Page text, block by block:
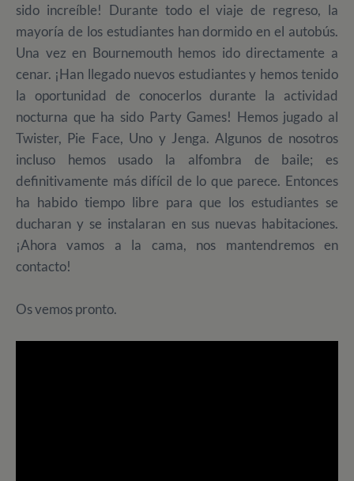
sido increíble! Durante todo el viaje de regreso, la
mayoría de los estudiantes han dormido en el autobús.
Una vez en Bournemouth hemos ido directamente a
cenar. ¡Han llegado nuevos estudiantes y hemos tenido
la oportunidad de conocerlos durante la actividad
nocturna que ha sido Party Games! Hemos jugado al
Twister, Pie Face, Uno y Jenga. Algunos de nosotros
incluso hemos usado la alfombra de baile; es
definitivamente más difícil de lo que parece. Entonces
ha habido tiempo libre para que los estudiantes se
ducharan y se instalaran en sus nuevas habitaciones.
¡Ahora vamos a la cama, nos mantendremos en
contacto!
Os vemos pronto.